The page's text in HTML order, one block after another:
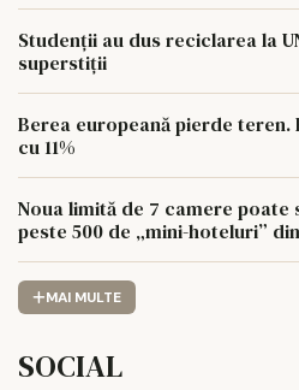
Studenții au dus reciclarea la
superstiții
Berea europeană pierde teren.
cu 11%
Noua limită de 7 camere
peste 500 de „mini-hoteluri”
MAI MULTE
SOCIAL